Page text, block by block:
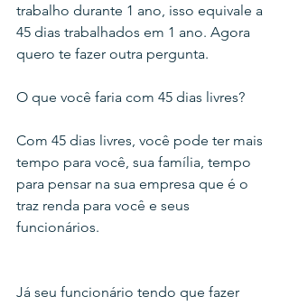
trabalho durante 1 ano, isso equivale a
45 dias trabalhados em 1 ano. Agora
quero te fazer outra pergunta.
O que você faria com 45 dias livres?
Com 45 dias livres, você pode ter mais
tempo para você, sua família, tempo
para pensar na sua empresa que é o
traz renda para você e seus
funcionários.
Já seu funcionário tendo que fazer